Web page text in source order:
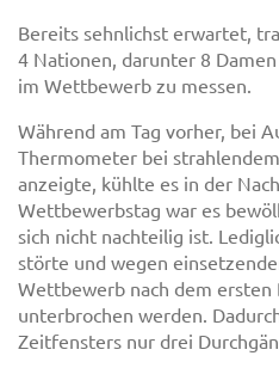
Bereits sehnlichst erwartet,
4 Nationen, darunter 8
im Wettbewerb zu messen.
Während am Tag vorher, bei
Thermometer bei
anzeigte, kühlte es in der
Wettbewerbstag war es
sich nicht nachteilig ist.
störte und wegen
Wettbewerb nach dem
unterbrochen werden.
Zeitfensters nur drei